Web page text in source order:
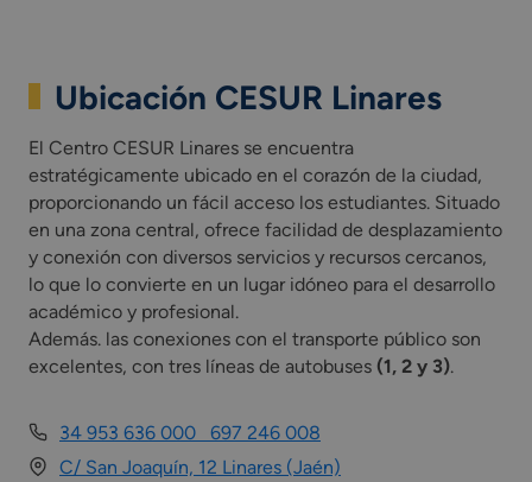
Ubicación CESUR Linares
El Centro CESUR Linares se encuentra
estratégicamente ubicado en el corazón de la ciudad,
proporcionando un fácil acceso los estudiantes. Situado
en una zona central, ofrece facilidad de desplazamiento
y conexión con diversos servicios y recursos cercanos,
lo que lo convierte en un lugar idóneo para el desarrollo
académico y profesional.
Además. las conexiones con el transporte público son
excelentes, con tres líneas de autobuses (1, 2 y 3).
34 953 636 000 697 246 008
C/ San Joaquín, 12 Linares (Jaén)